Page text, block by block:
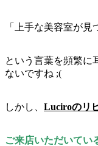
「上手な美容室が見
という言葉を頻繁に
ないですね ;(
しかし、 Luciroのリ
ご来店いただいてい